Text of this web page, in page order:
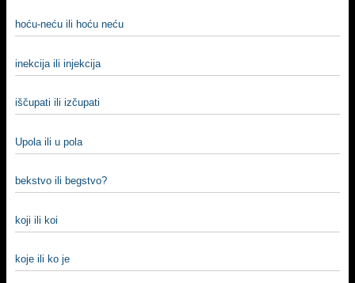
hoću-neću ili hoću neću
inekcija ili injekcija
iščupati ili izčupati
Upola ili u pola
bekstvo ili begstvo?
koji ili koi
koje ili ko je